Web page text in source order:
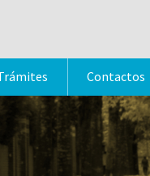
Contactos